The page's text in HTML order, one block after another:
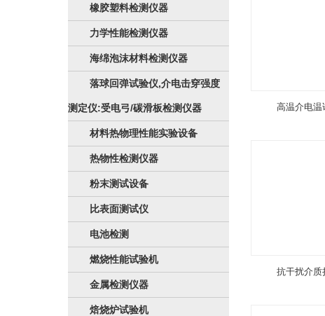
橡胶塑料检测仪器
力学性能检测仪器
海绵泡沫材料检测仪器
落球回弹试验仪,介电击穿强度
测定仪:受电弓/碳滑板检测仪器
材料热物理性能实验设备
热物性检测仪器
粉末测试设备
比表面测试仪
电池检测
燃烧性能试验机
金属检测仪器
焙烧炉试验机
高温介电温
抗干扰介质